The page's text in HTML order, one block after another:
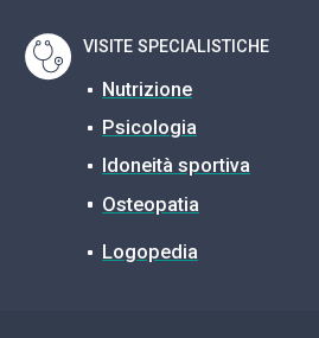
VISITE SPECIALISTICHE
Nutrizione
Psicologia
Idoneità sportiva
Osteopatia
Logopedia